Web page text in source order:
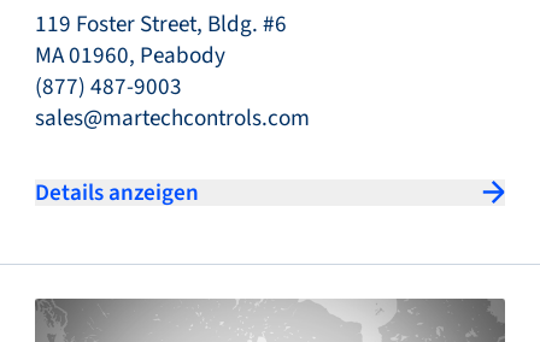
119 Foster Street, Bldg. #6
MA 01960, Peabody
(877) 487-9003
sales@martechcontrols.com
Details anzeigen